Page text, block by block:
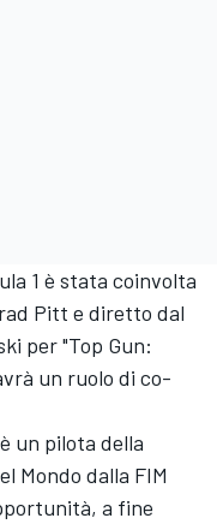
1 è stata coinvolta
Pitt e diretto dal
per "Top Gun:
un ruolo di co-
un pilota della
Mondo dalla FIM
a fine